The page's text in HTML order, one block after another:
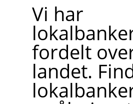
Vi har
fordelt
landet.